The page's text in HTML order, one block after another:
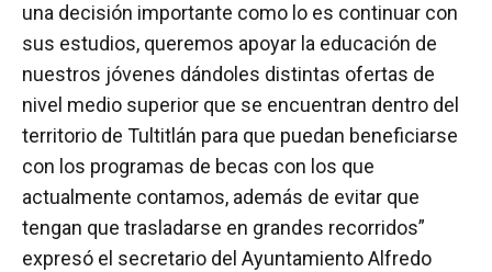
una decisión importante como lo es continuar con
sus estudios, queremos apoyar la educación de
nuestros jóvenes dándoles distintas ofertas de
nivel medio superior que se encuentran dentro del
territorio de Tultitlán para que puedan beneficiarse
con los programas de becas con los que
actualmente contamos, además de evitar que
tengan que trasladarse en grandes recorridos”
expresó el secretario del Ayuntamiento Alfredo